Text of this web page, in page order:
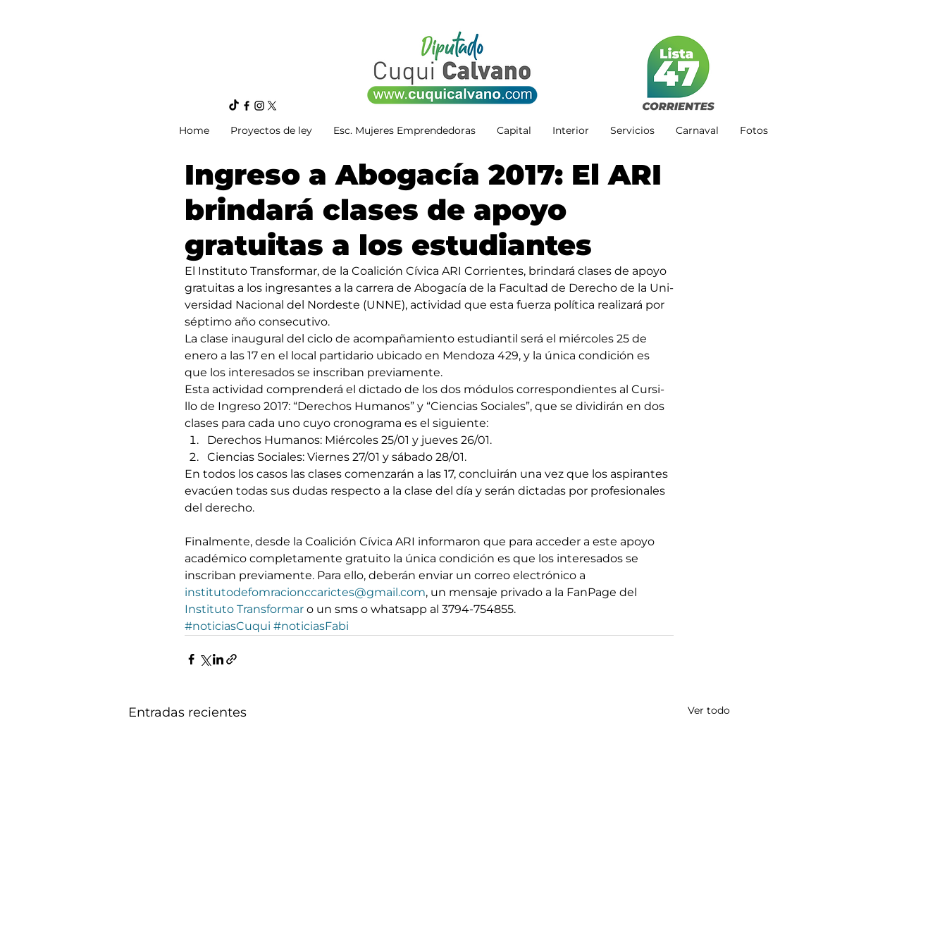
Home Proyectos de ley Esc. Mujeres Emprendedoras Capital Interior Servicios Carnaval Fotos
Ingreso a Abogacía 2017: El ARI
brindará clases de apoyo
gratuitas a los estudiantes
El Instituto Transformar, de la Co­a­li­ción Cí­vi­ca ARI Corrientes, brin­da­rá cla­ses de apo­yo
gra­tui­tas a los in­gre­san­tes a la ca­rre­ra de Abo­ga­cía de la Fa­cul­tad de De­re­cho de la Uni­
ver­si­dad Na­cio­nal del Nor­des­te (UN­NE), actividad que esta fuerza política realizará por
séptimo año con­se­cu­ti­vo.
La cla­se inau­gu­ral del ci­clo de acompañamiento estudiantil se­rá el miércoles 25 de
ene­ro a las 17 en el lo­cal partidario ubi­ca­do en Men­do­za 429, y la única condición es
que los interesados se inscriban previamente.
Esta actividad com­pren­de­rá el dic­ta­do de los dos mó­du­los co­rres­pon­dien­tes al Cur­si­
llo de In­gre­so 2017: “Derechos Humanos” y “Ciencias Sociales”, que se dividirán en dos
clases para cada uno cuyo cronograma es el siguiente:
Derechos Humanos: Miércoles 25/01 y jueves 26/01.
Ciencias Sociales: Viernes 27/01 y sábado 28/01.
En todos los casos las clases comenzarán a las 17, concluirán una vez que los aspirantes
evacúen todas sus dudas respecto a la clase del día y serán dictadas por pro­fe­sio­na­les
del de­re­cho.
Finalmente, desde la Coalición Cívica ARI informaron que para acceder a es­te apo­yo
aca­dé­mi­co com­ple­ta­men­te gra­tui­to la úni­ca con­di­ción es que los in­te­re­sa­dos se
inscriban pre­via­men­te. Pa­ra ello, de­be­rán en­viar un co­rreo elec­tró­ni­co a
institutodefomracionccarictes@gmail.com, un mensaje privado a la FanPage del
Instituto Transformar o un sms o what­sapp al 3794-754855.
#noticiasCuqui #noticiasFabi
Entradas recientes Ver todo